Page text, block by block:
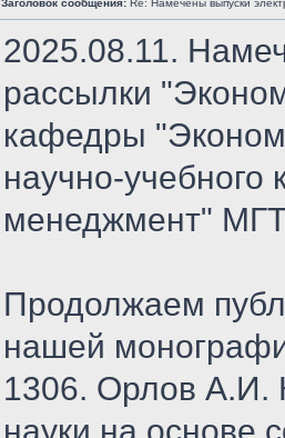
Заголовок сообщения: Re: Намечены выпуски
2025.08.11.
рассылки
кафедры
научно-
менеджмент"
Продолжаем
нашей
1306. Орлов А.И.